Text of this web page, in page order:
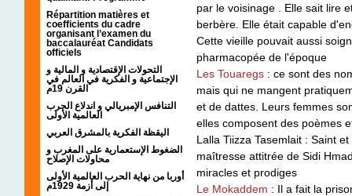
Répartition matières et
coefficients du cadre
organisant l’examen du
baccalauréat Candidats
officiels
التحولات الإقتصادية و المالية و
الإجتماعية و الفكرية في العالم في
القرن 19م
التنافس الإمبريالي و اندلاع الحرب
العالمية الأولى
اليقظة الفكرية بالمشرق العربي
الضغوط الإستعمارية على المغرب و
محاولات الإصلاح
أوربا من نهاية الحرب العالمية الأولى
إلى أزمة 1929م
par le voisinage . Elle sait lire
berbère. Elle était capable
Cette vieille pouvait aussi
pharmacopée de l'époque
Les Touaregs : ce sont des
mais qui ne mangent
et de dattes. Leurs femmes
elles composent des poèmes
Lalla Tiizza Tasemlait : Saint
maîtresse attitrée de Sidi
miracles et prodiges
Le Mokaddem : Il a fait la